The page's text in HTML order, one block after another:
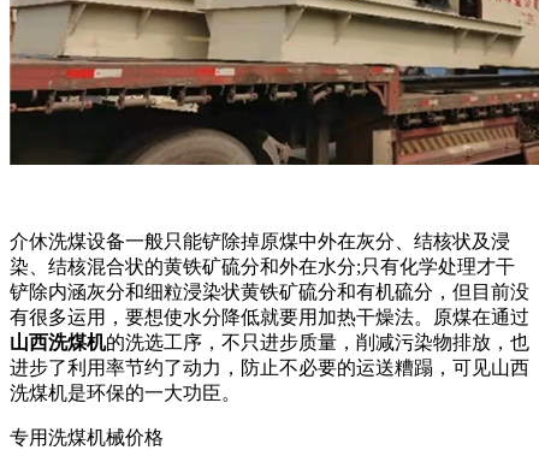
介休洗煤设备一般只能铲除掉原煤中外在灰分、结核状及浸
染、结核混合状的黄铁矿硫分和外在水分;只有化学处理才干
铲除内涵灰分和细粒浸染状黄铁矿硫分和有机硫分，但目前没
有很多运用，要想使水分降低就要用加热干燥法。原煤在通过
山西洗煤机的洗选工序，不只进步质量，削减污染物排放，也
进步了利用率节约了动力，防止不必要的运送糟蹋，可见山西
洗煤机是环保的一大功臣。
专用洗煤机械价格